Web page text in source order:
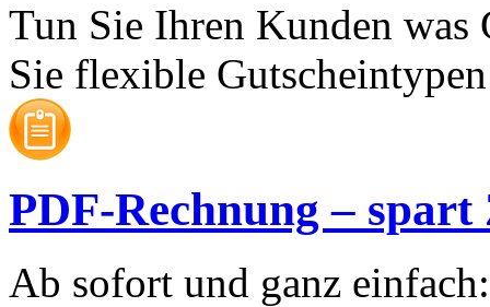
Tun Sie Ihren Kunden
Sie flexible
PDF-Rechnung –
Ab sofort und ganz